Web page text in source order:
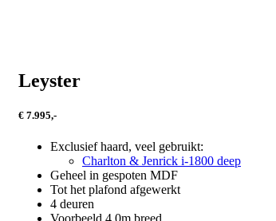
Leyster
€ 7.995,-
Exclusief haard, veel gebruikt:
Charlton & Jenrick i-1800 deep
Geheel in gespoten MDF
Tot het plafond afgewerkt
4 deuren
Voorbeeld 4.0m breed